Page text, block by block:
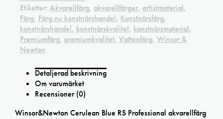
Etiketter: Akvarellfärg, akvarellfärger, artistmaterial,
Färg, Färg.nu konstnärshandel, Konstnärsfärg,
konstnärshandel, konstnärskvalitet, konstnärsmaterial,
Premiumfärg, premiumkvalitet, Vattenfärg, Winsor &
Newton
Detaljerad beskrivning
Om varumärket
Recensioner (0)
Winsor&Newton Cerulean Blue RS Professional akvarellfärg